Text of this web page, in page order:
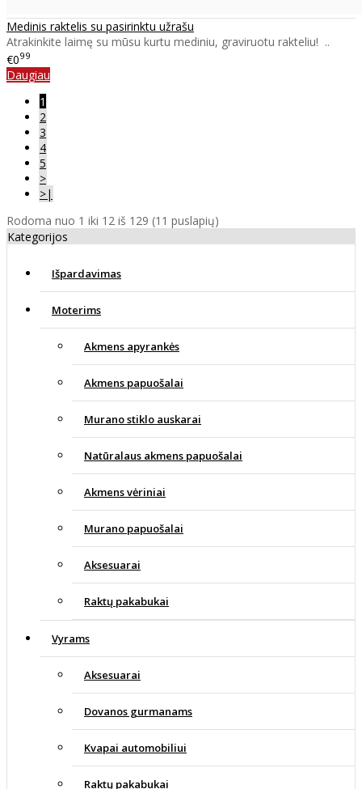
Medinis raktelis su pasirinktu užrašu
Atrakinkite laimę su mūsu kurtu mediniu, graviruotu rakteliu! ..
€099
Daugiau
1
2
3
4
5
>
>|
Rodoma nuo 1 iki 12 iš 129 (11 puslapių)
Kategorijos
Išpardavimas
Moterims
Akmens apyrankės
Akmens papuošalai
Murano stiklo auskarai
Natūralaus akmens papuošalai
Akmens vėriniai
Murano papuošalai
Aksesuarai
Raktų pakabukai
Vyrams
Aksesuarai
Dovanos gurmanams
Kvapai automobiliui
Raktų pakabukai